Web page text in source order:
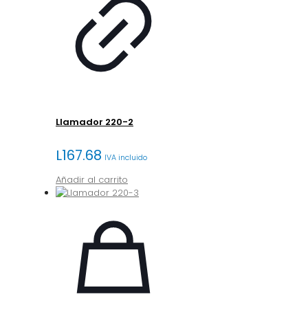
Llamador 220-2
L167.68 IVA incluido
Añadir al carrito